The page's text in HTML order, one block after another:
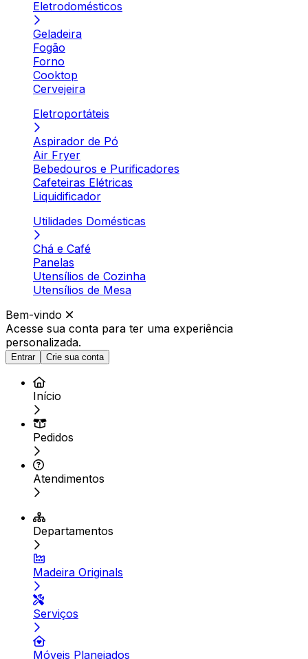
Eletrodomésticos
Geladeira
Fogão
Forno
Cooktop
Cervejeira
Eletroportáteis
Aspirador de Pó
Air Fryer
Bebedouros e Purificadores
Cafeteiras Elétricas
Liquidificador
Utilidades Domésticas
Chá e Café
Panelas
Utensílios de Cozinha
Utensílios de Mesa
Bem-vindo
Acesse sua conta para ter uma experiência
personalizada.
Entrar Crie sua conta
Início
Pedidos
Atendimentos
Departamentos
Madeira Originals
Serviços
Móveis Planejados